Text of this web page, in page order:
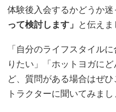
体験後入会するかどうか迷
って検討します」
と伝えま
「自分のライフスタイル
りたい」「ホットヨガに
ど、質問がある場合はぜ
トラクターに聞いてみまし